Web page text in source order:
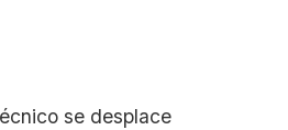
se desplace